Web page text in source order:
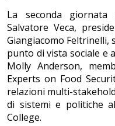
La seconda
Salvatore Veca,
Giangiacomo Feltrinelli,
punto di vista sociale e
Molly Anderson,
Experts on Food
relazioni multi-
di sistemi e politiche
College.